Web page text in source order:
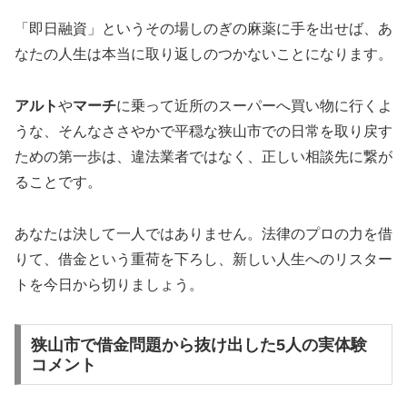
「即日融資」というその場しのぎの麻薬に手を出せば、あ
なたの人生は本当に取り返しのつかないことになります。
アルトやマーチに乗って近所のスーパーへ買い物に行くよ
うな、そんなささやかで平穏な狭山市での日常を取り戻す
ための第一歩は、違法業者ではなく、正しい相談先に繋が
ることです。
あなたは決して一人ではありません。法律のプロの力を借
りて、借金という重荷を下ろし、新しい人生へのリスター
トを今日から切りましょう。
狭山市で借金問題から抜け出した5人の実体験
コメント